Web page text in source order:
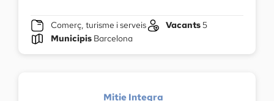
Comerç, turisme i serveis Vacants5
MunicipisBarcelona
Mitie Integra